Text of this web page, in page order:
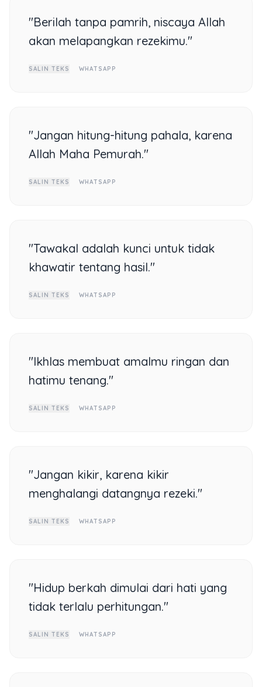
"Berilah tanpa pamrih, niscaya Allah
akan melapangkan rezekimu."
SALIN TEKS WHATSAPP
"Jangan hitung-hitung pahala, karena
Allah Maha Pemurah."
SALIN TEKS WHATSAPP
"Tawakal adalah kunci untuk tidak
khawatir tentang hasil."
SALIN TEKS WHATSAPP
"Ikhlas membuat amalmu ringan dan
hatimu tenang."
SALIN TEKS WHATSAPP
"Jangan kikir, karena kikir
menghalangi datangnya rezeki."
SALIN TEKS WHATSAPP
"Hidup berkah dimulai dari hati yang
tidak terlalu perhitungan."
SALIN TEKS WHATSAPP